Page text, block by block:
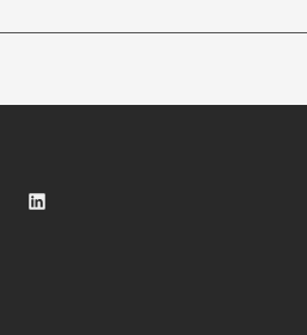
auf Instagram
auf TikTok
Sparkasse auf LinkedIn